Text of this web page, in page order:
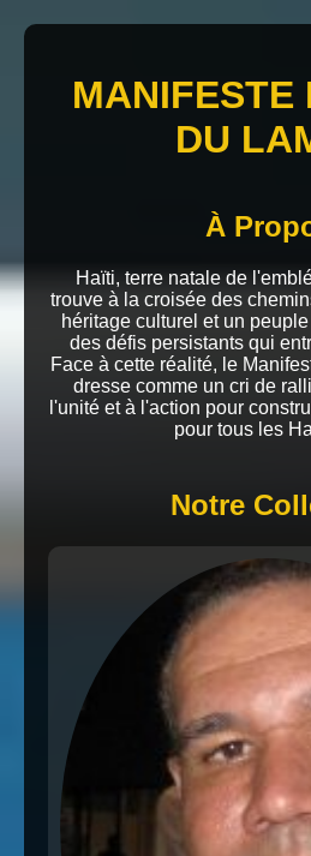
MANIFESTE
DU
À
Haïti, terre natale de
trouve à la croisée des
héritage culturel et un
des défis persistants qui
Face à cette réalité, le
dresse comme un cri de
l'unité et à l'action pour
pour tous les
Notre